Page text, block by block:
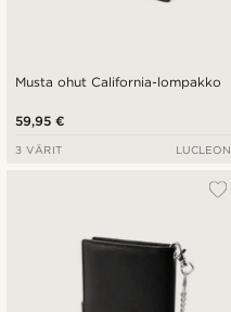
Musta ohut California-lompakko
59,95 €
3 VÄRIT LUCLEON